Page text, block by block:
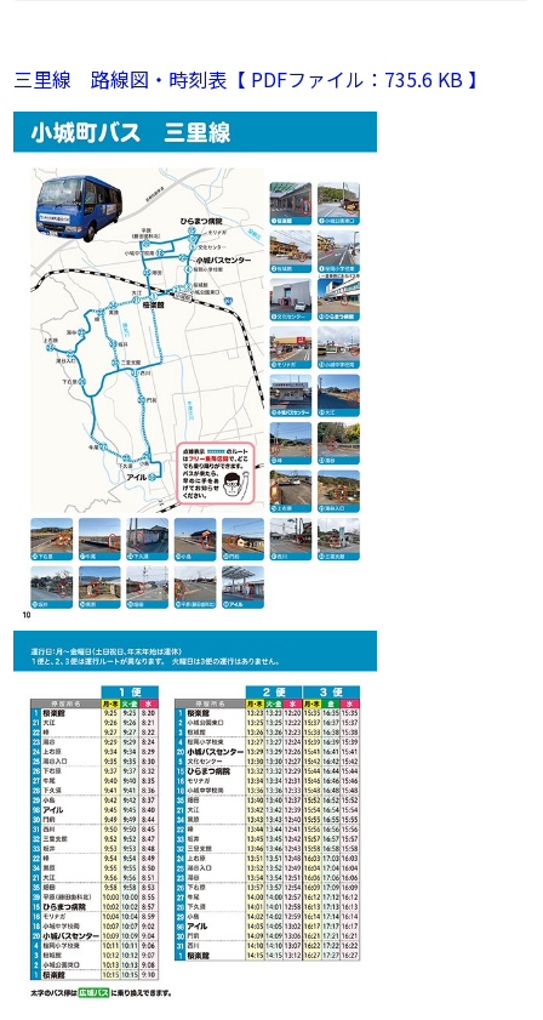
三里線 路線図・時刻表【 PDFファイル：735.6 KB 】